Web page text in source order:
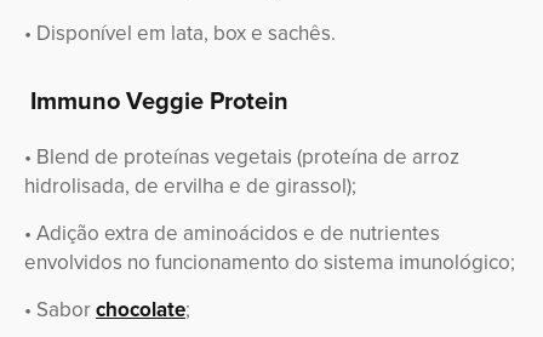
• Disponível em lata, box e sachês.
Immuno Veggie Protein
• Blend de proteínas vegetais (proteína de arroz
hidrolisada, de ervilha e de girassol);
• Adição extra de aminoácidos e de nutrientes
envolvidos no funcionamento do sistema imunológico;
• Saborchocolate;